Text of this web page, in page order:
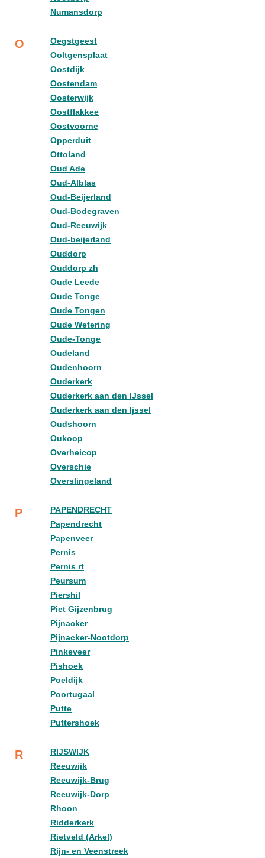
Numansdorp
O
Oegstgeest
Ooltgensplaat
Oostdijk
Oostendam
Oosterwijk
Oostflakkee
Oostvoorne
Opperduit
Ottoland
Oud Ade
Oud-Alblas
Oud-Beijerland
Oud-Bodegraven
Oud-Reeuwijk
Oud-beijerland
Ouddorp
Ouddorp zh
Oude Leede
Oude Tonge
Oude Tongen
Oude Wetering
Oude-Tonge
Oudeland
Oudenhoorn
Ouderkerk
Ouderkerk aan den IJssel
Ouderkerk aan den Ijssel
Oudshoorn
Oukoop
Overheicop
Overschie
Overslingeland
P
PAPENDRECHT
Papendrecht
Papenveer
Pernis
Pernis rt
Peursum
Piershil
Piet Gijzenbrug
Pijnacker
Pijnacker-Nootdorp
Pinkeveer
Pishoek
Poeldijk
Poortugaal
Putte
Puttershoek
R
RIJSWIJK
Reeuwijk
Reeuwijk-Brug
Reeuwijk-Dorp
Rhoon
Ridderkerk
Rietveld (Arkel)
Rijn- en Veenstreek